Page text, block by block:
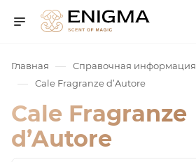
Главная — Справочная информация
— Cale Fragranze d’Autore
Cale Fragranze
d’Autore